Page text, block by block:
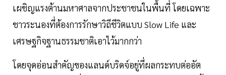
เผชิญแรงต้านมหาศาลจากประชาชนในพื้นที่ โดยเฉพาะ
ชาวระนองที่ต้องการรักษาวิถีชีวิตแบบ Slow Life และ
เศรษฐกิจฐานธรรมชาติเอาไว้มากกว่า
โดยจุดอ่อนสำคัญของแลนด์บริดจ์อยู่ที่ผลกระทบต่ออัต